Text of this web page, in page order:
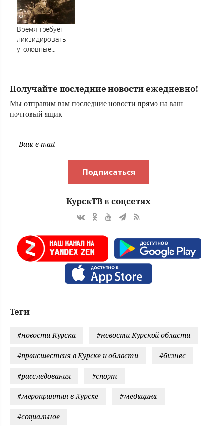
Время требует
ликвидировать
уголовные
Получайте последние новости ежедневно!
Мы отправим вам последние новости прямо на ваш
почтовый ящик
Подписаться
КурскТВ в соцсетях
Теги
#новости Курска #новости Курской области
#происшествия в Курске и области #бизнес
#расследования #спорт
#мероприятия в Курске #медицина
#социальное